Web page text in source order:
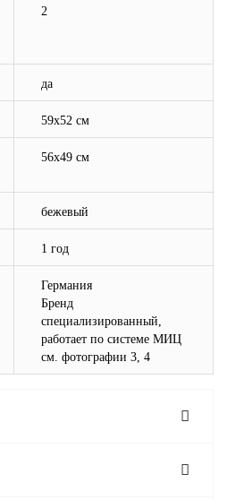
2
да
59х52 см
56х49 см
бежевый
1 год
Германия
Бренд
специализированный,
работает по системе МИЦ
см. фотографии 3, 4